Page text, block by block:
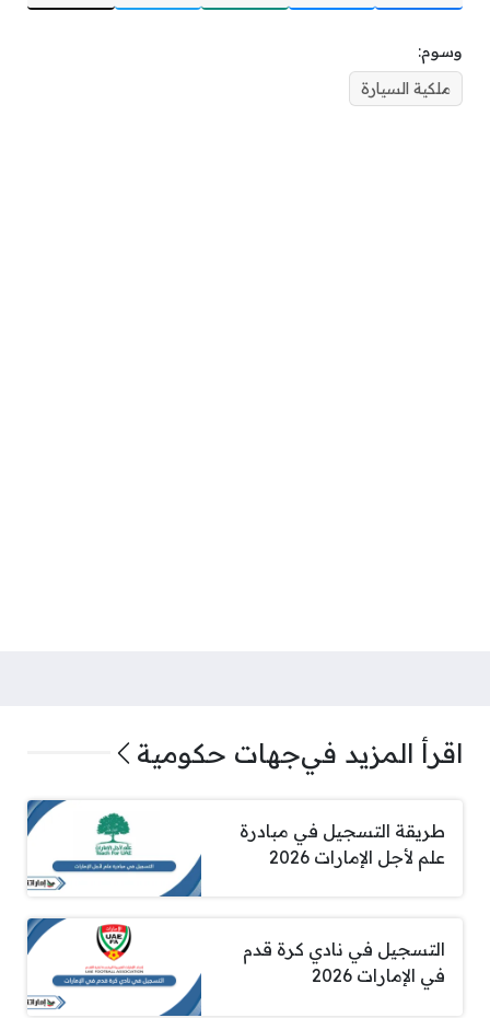
وسوم:
ملكية السيارة
اقرأ المزيد فيجهات حكومية
طريقة التسجيل في مبادرة
علم لأجل الإمارات 2026
التسجيل في نادي كرة قدم
في الإمارات 2026